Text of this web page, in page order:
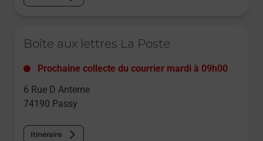
Boîte aux lettres La Poste
Prochaine collecte du courrier mardi à 09h00
6 Rue D Anterne
74190 Passy
Itinéraire